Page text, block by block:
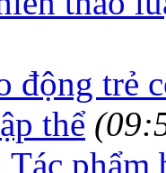
động trẻ
thể
phẩm